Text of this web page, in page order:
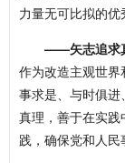
力量无可比拟的优
——矢志追求
作为改造主观世
事求是、与时俱
真理，善于在实
践，确保党和人民